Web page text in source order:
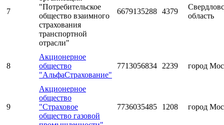
7
"Потребительское
общество взаимного
страхования
транспортной
отрасли"
6679135288 4379
область
8
Акционерное
общество
"АльфаСтрахование"
7713056834 2239 город
9
Акционерное
общество
"Страховое
общество газовой
7736035485 1208 город